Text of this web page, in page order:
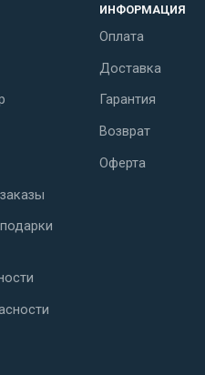
ИНФОРМАЦИЯ
Оплата
Доставка
Гарантия
Возврат
Оферта